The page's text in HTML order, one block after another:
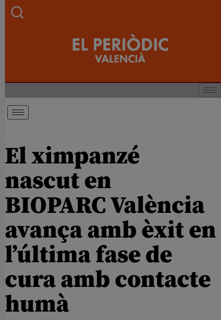
El ximpanzé
nascut en
BIOPARC València
avança amb èxit en
l’última fase de
cura amb contacte
humà